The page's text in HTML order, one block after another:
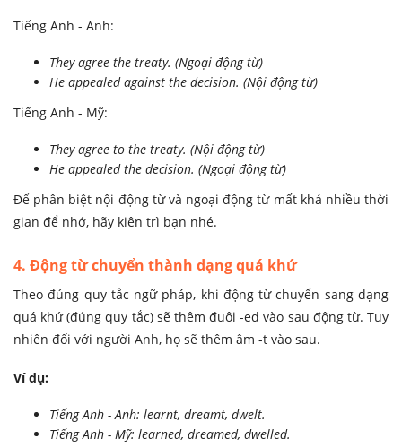
Tiếng Anh - Anh:
They agree the treaty. (Ngoại động từ)
He appealed against the decision. (Nội động từ)
Tiếng Anh - Mỹ:
They agree to the treaty. (Nội động từ)
He appealed the decision. (Ngoại động từ)
Để phân biệt nội động từ và ngoại động từ mất khá nhiều thời
gian để nhớ, hãy kiên trì bạn nhé.
4. Động từ chuyển thành dạng quá khứ
Theo đúng quy tắc ngữ pháp, khi động từ chuyển sang dạng
quá khứ (đúng quy tắc) sẽ thêm đuôi -ed vào sau động từ. Tuy
nhiên đối với người Anh, họ sẽ thêm âm -t vào sau.
Ví dụ:
Tiếng Anh - Anh: learnt, dreamt, dwelt.
Tiếng Anh - Mỹ: learned, dreamed, dwelled.